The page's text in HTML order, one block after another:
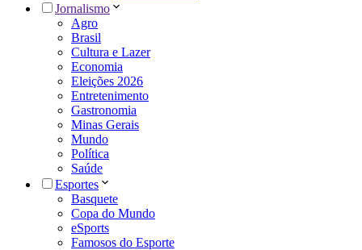
Jornalismo
Agro
Brasil
Cultura e Lazer
Economia
Eleições 2026
Entretenimento
Gastronomia
Minas Gerais
Mundo
Política
Saúde
Esportes
Basquete
Copa do Mundo
eSports
Famosos do Esporte